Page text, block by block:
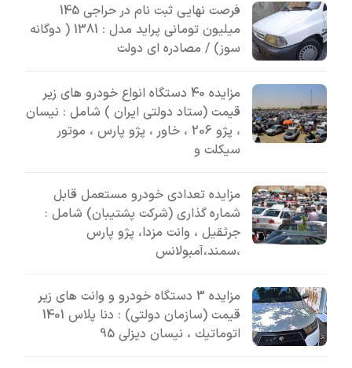
فرصت نهایی ثبت نام در حراجی 145
میلیون تومانی پراید مدل : 1381 ( دوگانه
سوز) / مصادره ای دولت
مزایده 40 دستگاه انواع خودرو های زیر
قیمت (ستاد دولتی ایران ) شامل : نیسان
، پژو 206 ، خاور ، پژو پارس ، موتور
سیکلت و
مزایده تعدادی خودرو مستعمل قابل
شماره گذاری (شرکت پشتیبان) شامل :
جرثقیل ، وانت مزدا، پژو پارس
،سمند،آمبولانس
مزایده 3 دستگاه خودرو و وانت های زیر
قیمت (سازمان دولتی) : دنا پلاس 1401
اتوماتيك ، نیسان دیزلی 95